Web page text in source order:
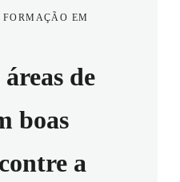
EM
de
boas
a